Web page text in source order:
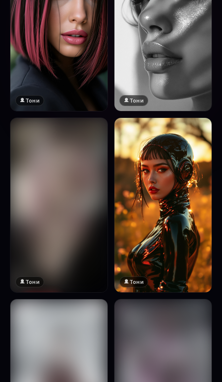
Тони Тони
🔞 18+
Тони Тони